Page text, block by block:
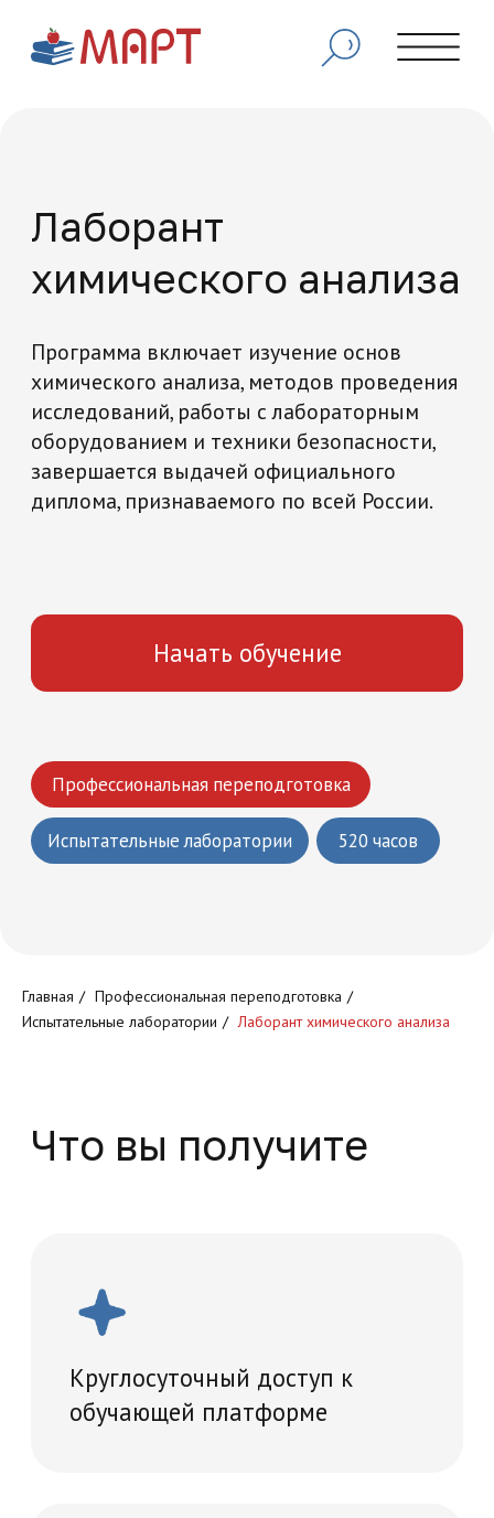
Программа включает изучение основ
химического анализа, методов проведения
исследований, работы с лабораторным
диплома, признаваемого по всей России.
Начать обучение
Главная / Профессиональная переподготовка /
Испытательные лаборатории / Лаборант химического анализа
Что вы получите
обучающей платформе
Проведение итогового
тестирование